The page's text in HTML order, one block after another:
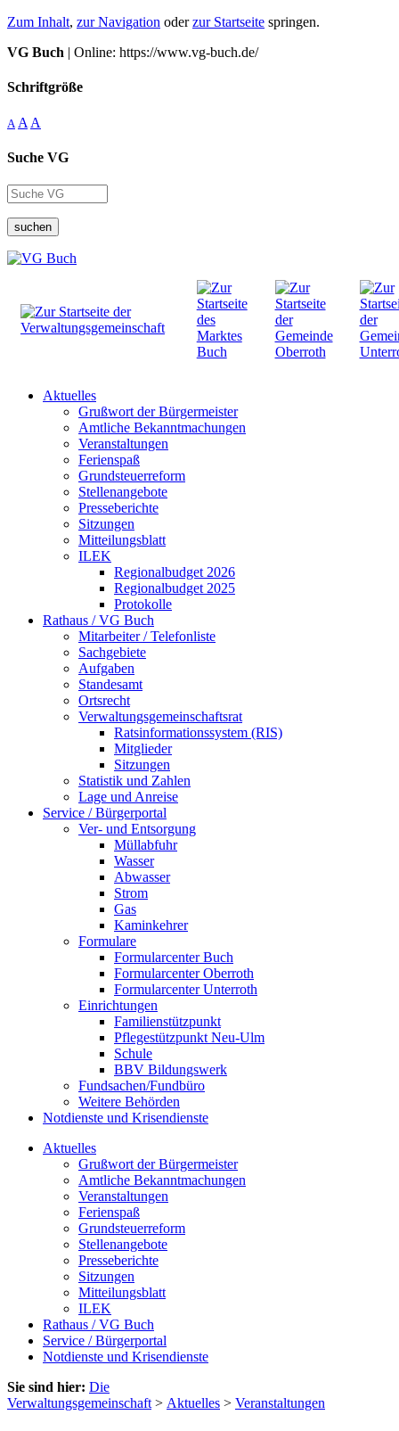
Zum Inhalt, zur Navigation oderzur Startseite springen.
VG Buch | Online: https://www.vg-buch.de/
Schriftgröße
A A A
Suche VG
suchen
Aktuelles
Grußwort der Bürgermeister
Amtliche Bekanntmachungen
Veranstaltungen
Ferienspaß
Grundsteuerreform
Stellenangebote
Presseberichte
Sitzungen
Mitteilungsblatt
ILEK
Regionalbudget 2026
Regionalbudget 2025
Protokolle
Rathaus / VG Buch
Mitarbeiter / Telefonliste
Sachgebiete
Aufgaben
Standesamt
Ortsrecht
Verwaltungsgemeinschaftsrat
Ratsinformationssystem (RIS)
Mitglieder
Sitzungen
Statistik und Zahlen
Lage und Anreise
Service / Bürgerportal
Ver- und Entsorgung
Müllabfuhr
Wasser
Abwasser
Strom
Gas
Kaminkehrer
Formulare
Formularcenter Buch
Formularcenter Oberroth
Formularcenter Unterroth
Einrichtungen
Familienstützpunkt
Pflegestützpunkt Neu-Ulm
Schule
BBV Bildungswerk
Fundsachen/Fundbüro
Weitere Behörden
Notdienste und Krisendienste
Aktuelles
Grußwort der Bürgermeister
Amtliche Bekanntmachungen
Veranstaltungen
Ferienspaß
Grundsteuerreform
Stellenangebote
Presseberichte
Sitzungen
Mitteilungsblatt
ILEK
Rathaus / VG Buch
Service / Bürgerportal
Notdienste und Krisendienste
Sie sind hier: Die
Verwaltungsgemeinschaft > Aktuelles > Veranstaltungen